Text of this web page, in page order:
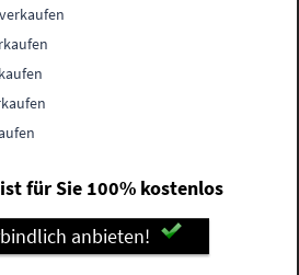
für Sie 100% kostenlos
anbieten!